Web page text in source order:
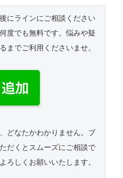
にラインにご相談ください
度でも無料です。悩みや疑
までご利用くださいませ。
どなたかわかりません。ブ
だくとスムーズにご相談で
ろしくお願いいたします。